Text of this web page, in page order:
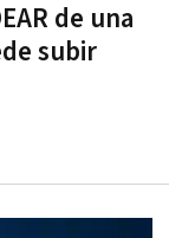
de una
subir